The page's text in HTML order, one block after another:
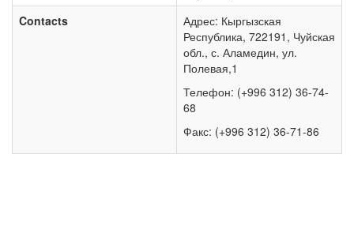
Contacts
Адрес: Кыргызская
Республика, 722191, Чуйская
обл., с. Аламедин, ул.
Полевая,1
Телефон: (+996 312) 36-74-
68
Факс: (+996 312) 36-71-86